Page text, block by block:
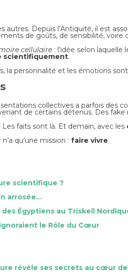
Depuis l’Antiquité, il est
de goûts, de sensibilité, voire
cellulaire : l’idée selon
scientifiquement.
la personnalité et les émotions
collectives a parfois des
de certains détenus. Des
faits sont là. Et demain, avec les
qu’une mission : faire vivre.
scientifique ?
arrosée…
Égyptiens au Triskell
le Rôle du Cœur
révèle ses secrets au cœur